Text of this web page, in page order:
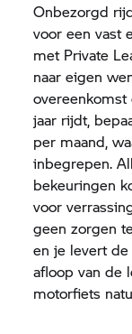
Onbezorgd
voor een vast
met Private
naar eigen
jaar rijdt,
per maand,
inbegrepen.
bekeuringen
voor
geen zorgen
en je levert
afloop van de
motorfiets